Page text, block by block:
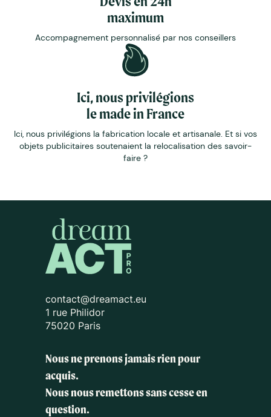
maximum
Accompagnement personnalisé par nos conseillers
Ici, nous privilégions
le made in France
Ici, nous privilégions la fabrication locale et artisanale. Et si vos
objets publicitaires soutenaient la relocalisation des savoir-
faire ?
contact@dreamact.eu
1 rue Philidor
75020 Paris
Nous ne prenons jamais rien pour
acquis.
Nous nous remettons sans cesse en
question.